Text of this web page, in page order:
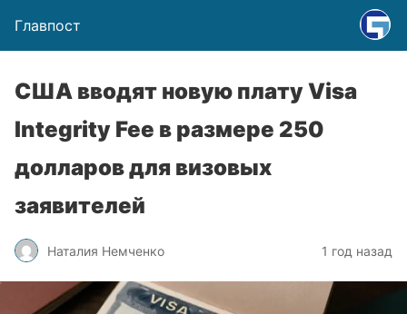
Главпост
США вводят новую плату Visa
Integrity Fee в размере 250
долларов для визовых
заявителей
Наталия Немченко 1 год назад